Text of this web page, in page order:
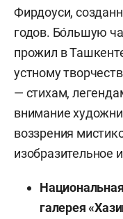
Фирдоуси,
годов. Бо́льшую
прожил в
устному
— стихам,
внимание
воззрения
изобразительное
галерея